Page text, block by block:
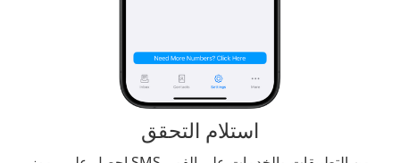
استلام التحقق